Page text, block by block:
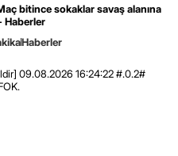
bitince sokaklar savaş alanına
Haberler
Haberler
09.08.2026 16:24:22 #.0.2#